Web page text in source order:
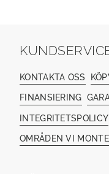
KONTAKTA OSS
FINANSIERING
INTEGRITETSPOLICY
OMRÅDEN VI